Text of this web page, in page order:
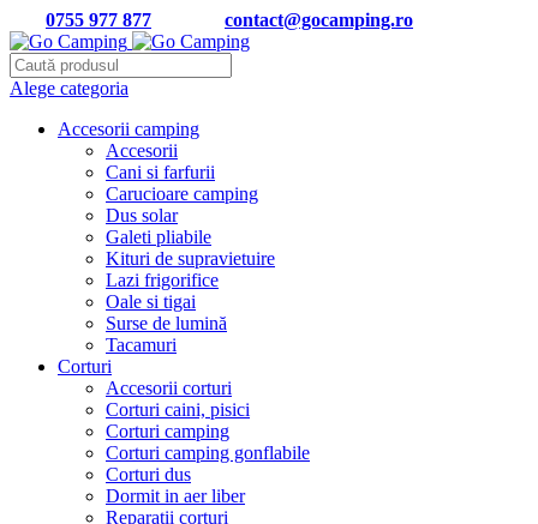
0755 977 877 contact@gocamping.ro
Alege categoria
Accesorii camping
Accesorii
Cani si farfurii
Carucioare camping
Dus solar
Galeti pliabile
Kituri de supravietuire
Lazi frigorifice
Oale si tigai
Surse de lumină
Tacamuri
Corturi
Accesorii corturi
Corturi caini, pisici
Corturi camping
Corturi camping gonflabile
Corturi dus
Dormit in aer liber
Reparatii corturi